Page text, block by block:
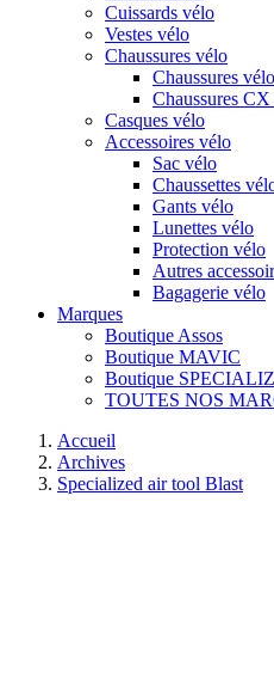
Cuissards vélo
Vestes vélo
Chaussures vélo
Chaussures
Chaussures
Casques vélo
Accessoires vélo
Sac vélo
Chaussettes
Gants vélo
Lunettes vélo
Protection vélo
Autres
Bagagerie vélo
Marques
Boutique Assos
Boutique MAVIC
Boutique
TOUTES NOS
Accueil
Archives
Specialized air tool Blast